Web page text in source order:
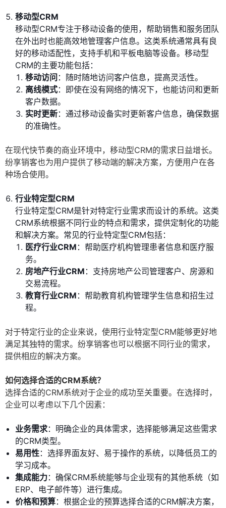
移动型CRM
移动型CRM专注于移动设备的使用，帮助销售和服务团队
在外出时也能高效地管理客户信息。这类系统通常具有良
好的移动适配性，支持手机和平板电脑等设备。移动型
CRM的主要功能包括：
移动访问 ：随时随地访问客户信息，提高灵活性。
离线模式：即使在没有网络的情况下，也能访问和更新
客户数据。
实时更新：通过移动设备实时更新客户信息，确保数据
的准确性。
在现代快节奏的商业环境中，移动型CRM的需求日益增长。
纷享销客也为用户提供了移动端的解决方案，方便用户在各
种场合使用。
行业特定型CRM
行业特定型CRM是针对特定行业需求而设计的系统。这类
CRM系统根据不同行业的特点和需求，提供定制化的功能
和解决方案。常见的行业特定型CRM包括：
医疗行业CRM ：帮助医疗机构管理患者信息和医疗服
务。
房地产行业CRM ：支持房地产公司管理客户、房源和
交易流程。
教育行业CRM ：帮助教育机构管理学生信息和招生过
程。
对于特定行业的企业来说，使用行业特定型CRM能够更好地
满足其独特的需求。纷享销客也可以根据不同行业的需求，
提供相应的解决方案。
如何选择合适的CRM系统？
选择合适的CRM系统对于企业的成功至关重要。在选择时，
企业可以考虑以下几个因素：
业务需求：明确企业的具体需求，选择能够满足这些需求
的CRM类型。
易用性：选择界面友好、易于操作的系统，以降低员工的
学习成本。
集成能力：确保CRM系统能够与企业现有的其他系统（如
ERP、电子邮件等）进行集成。
价格和预算：根据企业的预算选择合适的CRM解决方案，